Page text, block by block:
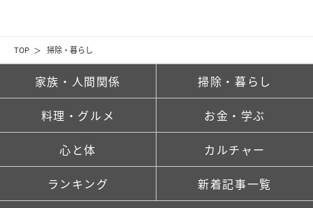
TOP 掃除・暮らし
家族・人間関係 掃除・暮らし
料理・グルメ お金・学ぶ
心と体 カルチャー
ランキング 新着記事一覧